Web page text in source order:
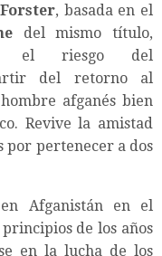
, basada en el
del mismo título,
el riesgo del
del retorno al
afganés bien
Revive la amistad
por pertenecer a dos
Afganistán en el
de los años
en la lucha de los